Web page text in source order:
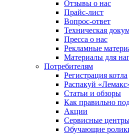
Отзывы о нас
Прайс-лист
Вопрос-ответ
Техническая
Пресса о нас
Рекламные
Материалы для
Потребителям
Регистрация котла
Распакуй
Статьи и обзоры
Как правильно
Акции
Сервисные
Обучающие